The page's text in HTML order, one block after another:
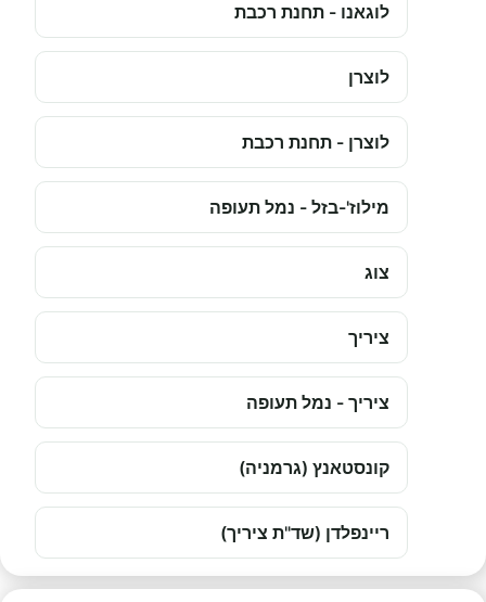
לוגאנו - תחנת רכבת
לוצרן
לוצרן - תחנת רכבת
מילוז'-בזל - נמל תעופה
צוג
ציריך
ציריך - נמל תעופה
קונסטאנץ (גרמניה)
ריינפלדן (שד"ת ציריך)